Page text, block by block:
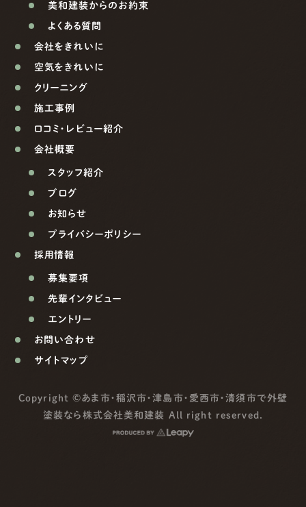
美和建装からのお約束
よくある質問
会社をきれいに
空気をきれいに
クリーニング
施工事例
口コミ・レビュー紹介
会社概要
スタッフ紹介
ブログ
お知らせ
プライバシーポリシー
採用情報
募集要項
先輩インタビュー
エントリー
お問い合わせ
サイトマップ
Copyright ©あま市・稲沢市・津島市・愛西市・清須市で外壁
塗装なら株式会社美和建装 All right reserved.